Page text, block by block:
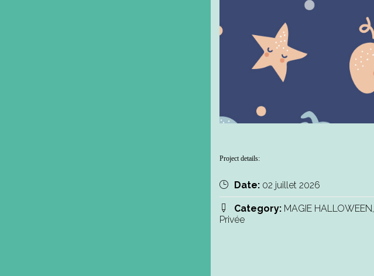
Project details:
Date: 02 juillet 2026
Category: MAGIE HALLOWEEN,
Privée